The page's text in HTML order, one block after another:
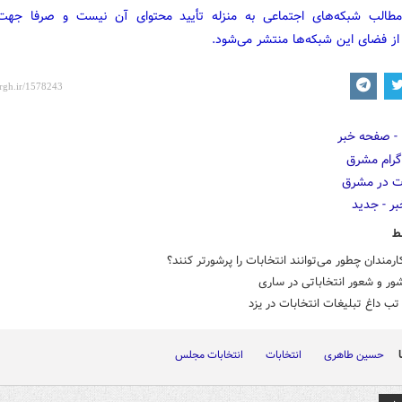
مطالب شبکه‌های اجتماعی به منزله تأیید محتوای آن نیست و صرفا
از فضای این شبکه‌ها منتشر می‌شود.
چطور می‌توانند انتخابات را پرشورتر کنند؟
و شعور انتخاباتی در ساری
داغ تبلیغات انتخابات در یزد
حسین طاهری انتخابات انتخابات مجلس